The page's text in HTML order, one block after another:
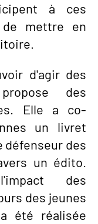
à ces
mettre en
d'agir des
des
Elle a co-
un livret
défenseur des
un édito.
des
des jeunes
été réalisée